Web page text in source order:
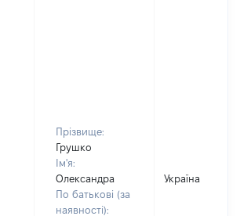
Прізвище:
Грушко
Ім'я:
Олександра
По батькові (за
наявності):
Україна